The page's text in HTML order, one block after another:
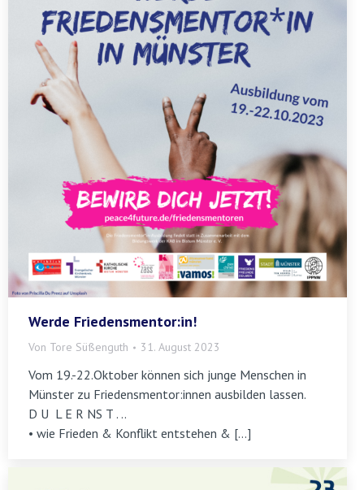
Werde Friedensmentor:in!
Von Tore Süßenguth 31. August 2023
Vom 19.-22.Oktober können sich junge Menschen in
Münster zu Friedensmentor:innen ausbilden lassen.
D U L E R NS T . ..
• wie Frieden & Konflikt entstehen & […]